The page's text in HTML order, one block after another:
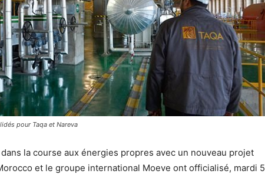
pour Taqa et Nareva
la course aux énergies propres avec un nouveau projet
et le groupe international Moeve ont officialisé, mardi 5